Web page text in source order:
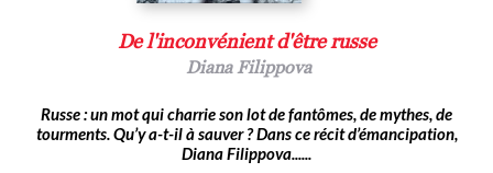
De l'inconvénient d'être russe
Diana Filippova
Russe : un mot qui charrie son lot de fantômes, de mythes, de
tourments. Qu’y a-t-il à sauver ? Dans ce récit d’émancipation,
Diana Filippova......